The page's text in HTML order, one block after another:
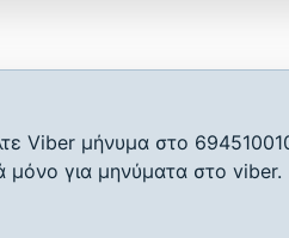
Viber μήνυμα στο
μόνο για μηνύματα στο viber.